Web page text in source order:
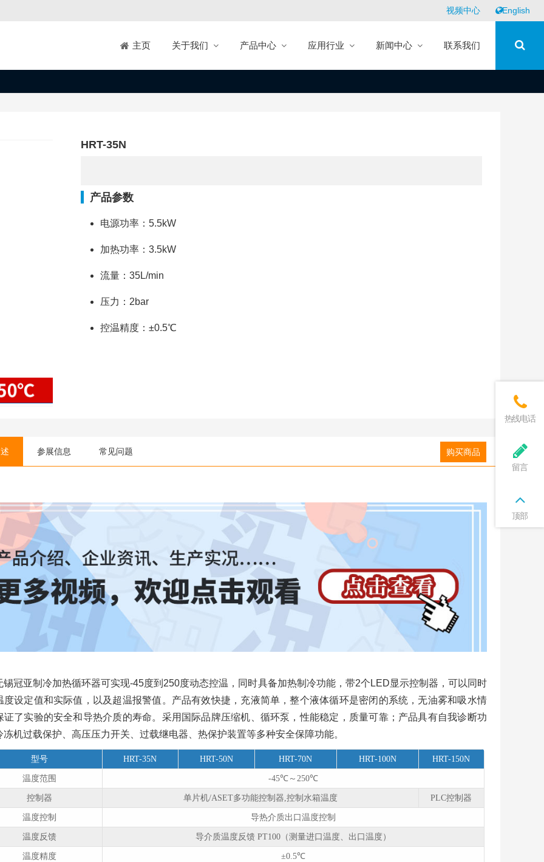
视频中心 English
主页 关于我们 产品中心 应用行业 新闻中心 联系我们
HRT-35N
产品参数
电源功率：5.5kW
加热功率：3.5kW
流量：35L/min
压力：2bar
控温精度：±0.5℃
参展信息 常见问题 购买商品
锡冠亚制冷加热循环器可实现-45度到250度动态控温，同时具备加热制冷功能，带2个LED显示控制器，可以同时
度设定值和实际值，以及超温报警值。产品有效快捷，充液简单，整个液体循环是密闭的系统，无油雾和吸水情
证了实验的安全和导热介质的寿命。采用国际品牌压缩机、循环泵，性能稳定，质量可靠；产品具有自我诊断功
冻机过载保护、高压压力开关、过载继电器、热保护装置等多种安全保障功能。
型号 HRT-35N HRT-50N HRT-70N HRT-100N HRT-150N
温度范围 -45℃～250℃
控制器 单⽚机/ASET多功能控制器,控制⽔箱温度 PLC控制器
温度控制 导热介质出口温度控制
温度反馈 导介质温度反馈 PT100（测量进口温度、出口温度）
温度精度 ±0.5℃
热线电话
留言
顶部